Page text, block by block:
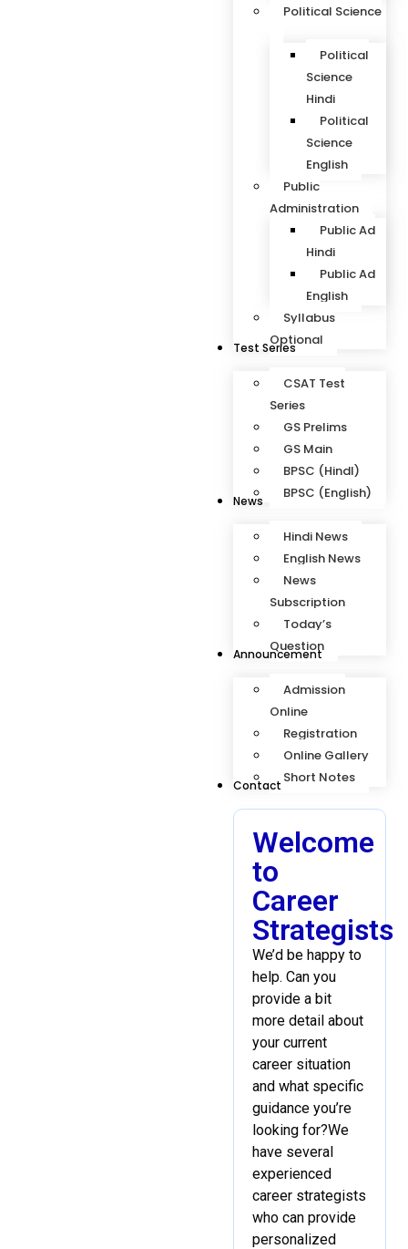
Political Science
Political
Science
Hindi
Political
Science
English
Public
Administration
Public Ad
Hindi
Public Ad
English
Syllabus
Optional
Test Series
CSAT Test
Series
GS Prelims
GS Main
BPSC (HindI)
BPSC (English)
News
Hindi News
English News
News
Subscription
Today’s
Question
Announcement
Admission
Online
Registration
Online Gallery
Short Notes
Contact
Welcome
to
Career
Strategists
We’d be happy to
help. Can you
provide a bit
more detail about
your current
career situation
and what specific
guidance you’re
looking for?We
have several
experienced
career strategists
who can provide
personalized